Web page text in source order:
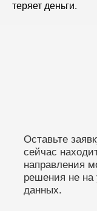
теряет деньги.